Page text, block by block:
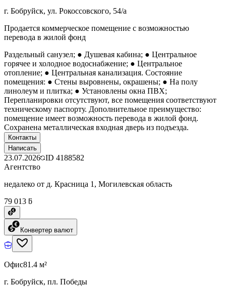
г. Бобруйск, ул. Рокоссовского, 54/а
Продается коммерческое помещение с возможностью
перевода в жилой фонд
Раздельный санузел; ● Душевая кабина; ● Центральное
горячее и холодное водоснабжение; ● Центральное
отопление; ● Центральная канализация. Состояние
помещения: ● Стены выровнены, окрашены; ● На полу
линолеум и плитка; ● Установлены окна ПВХ;
Перепланировки отсутствуют, все помещения соответствуют
техническому паспорту. Дополнительное преимущество:
помещение имеет возможность перевода в жилой фонд.
Сохранена металлическая входная дверь из подъезда.
Контакты
Написать
23.07.2026 ID 4188582
Агентство
недалеко от д. Красница 1, Могилевская область
79 013 ƃ
Конвертер валют
Офис81.4 м²
г. Бобруйск, пл. Победы